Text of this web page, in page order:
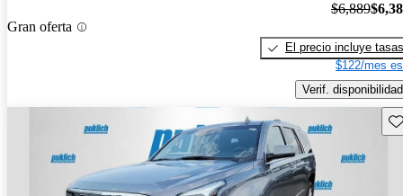
Gran oferta
$6,889
El precio incluye tasas
$122/mes
Verif. disponibilidad